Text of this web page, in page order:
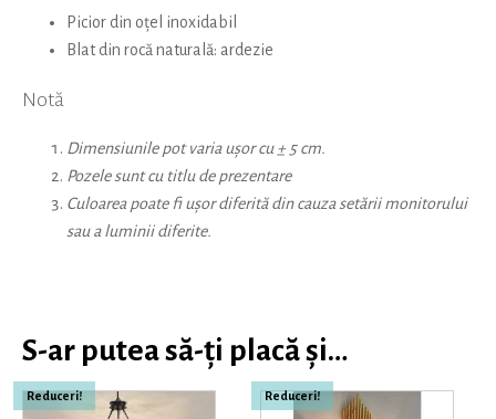
Picior din oțel inoxidabil
Blat din rocă naturală: ardezie
Notă
Dimensiunile pot varia ușor cu ± 5 cm.
Pozele sunt cu titlu de prezentare
Culoarea poate fi ușor diferită din cauza setării monitorului
sau a luminii diferite.
S-ar putea să-ți placă și…
Reduceri! Reduceri!